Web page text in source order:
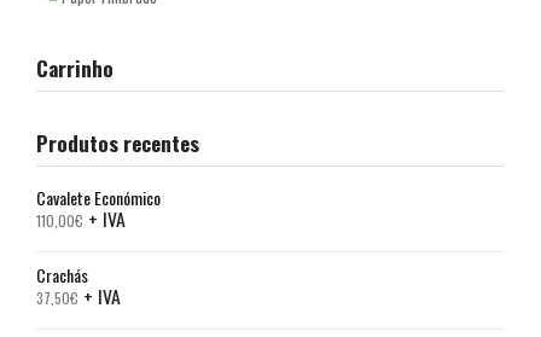
Carrinho
Produtos recentes
Cavalete Económico
110,00€ + IVA
Crachás
37,50€ + IVA